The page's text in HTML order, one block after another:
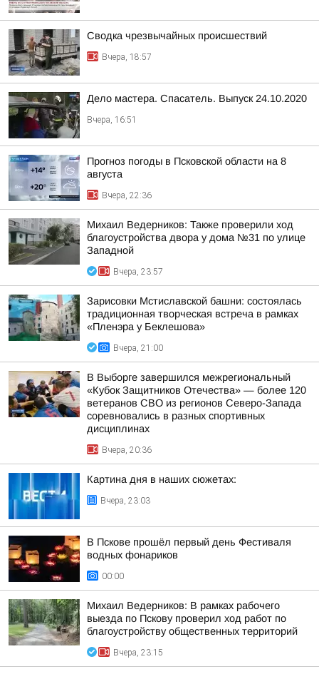
Сводка чрезвычайных происшествий
Вчера, 18:57
Дело мастера. Спасатель. Выпуск 24.10.2020
Вчера, 16:51
Прогноз погоды в Псковской области на 8
августа
Вчера, 22:36
Михаил Ведерников: Также проверили ход
благоустройства двора у дома №31 по улице
Западной
Вчера, 23:57
Зарисовки Мстиславской башни: состоялась
традиционная творческая встреча в рамках
«Пленэра у Беклешова»
Вчера, 21:00
В Выборге завершился межрегиональный
«Кубок Защитников Отечества» — более 120
ветеранов СВО из регионов Северо-Запада
соревновались в разных спортивных
дисциплинах
Вчера, 20:36
Картина дня в наших сюжетах:
Вчера, 23:03
В Пскове прошёл первый день Фестиваля
водных фонариков
00:00
Михаил Ведерников: В рамках рабочего
выезда по Пскову проверил ход работ по
благоустройству общественных территорий
Вчера, 23:15